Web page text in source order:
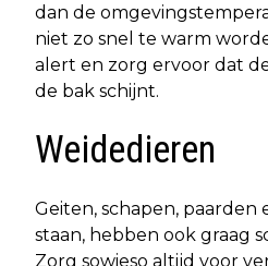
dan de
niet zo snel te warm
alert en zorg ervoor dat
de bak schijnt.
Weidedieren
Geiten, schapen, paarden
staan, hebben ook graag
Zorg sowieso altijd voor